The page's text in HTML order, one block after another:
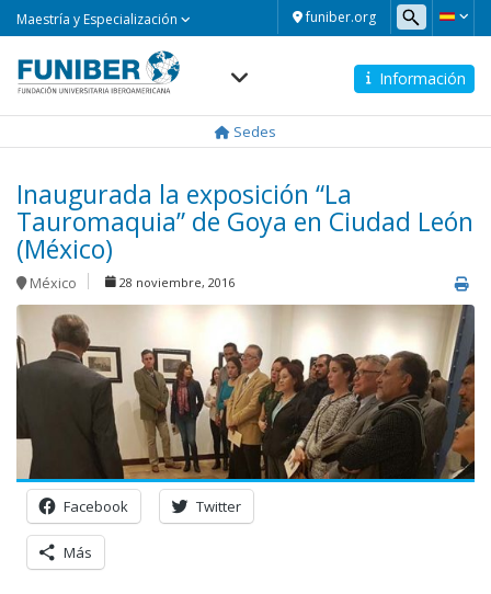
funiber.org
Maestría y Especialización
Información
Sedes
Inaugurada la exposición “La
Tauromaquia” de Goya en Ciudad León
(México)
México 28 noviembre, 2016
Facebook Twitter
Más